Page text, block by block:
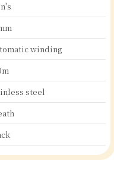
m
winding
steel